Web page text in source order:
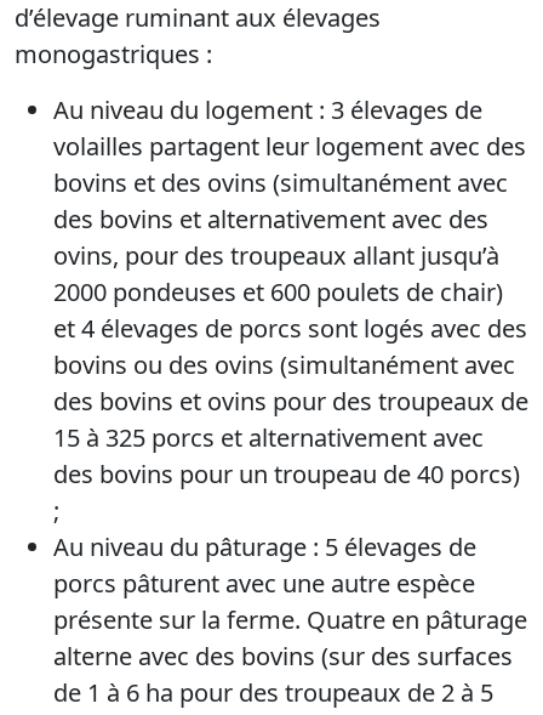
d’élevage ruminant aux élevages
monogastriques :
Au niveau du logement : 3 élevages de
volailles partagent leur logement avec des
bovins et des ovins (simultanément avec
des bovins et alternativement avec des
ovins, pour des troupeaux allant jusqu’à
2000 pondeuses et 600 poulets de chair)
et 4 élevages de porcs sont logés avec des
bovins ou des ovins (simultanément avec
des bovins et ovins pour des troupeaux de
15 à 325 porcs et alternativement avec
des bovins pour un troupeau de 40 porcs)
;
Au niveau du pâturage : 5 élevages de
porcs pâturent avec une autre espèce
présente sur la ferme. Quatre en pâturage
alterne avec des bovins (sur des surfaces
de 1 à 6 ha pour des troupeaux de 2 à 5